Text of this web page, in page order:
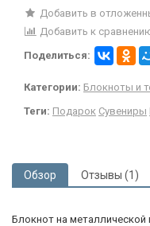
Добавить в
Добавить к
Поделиться:
Категории: Блокноты и
Теги: Подарок Сувениры
Обзор Отзывы (1)
Блокнот на